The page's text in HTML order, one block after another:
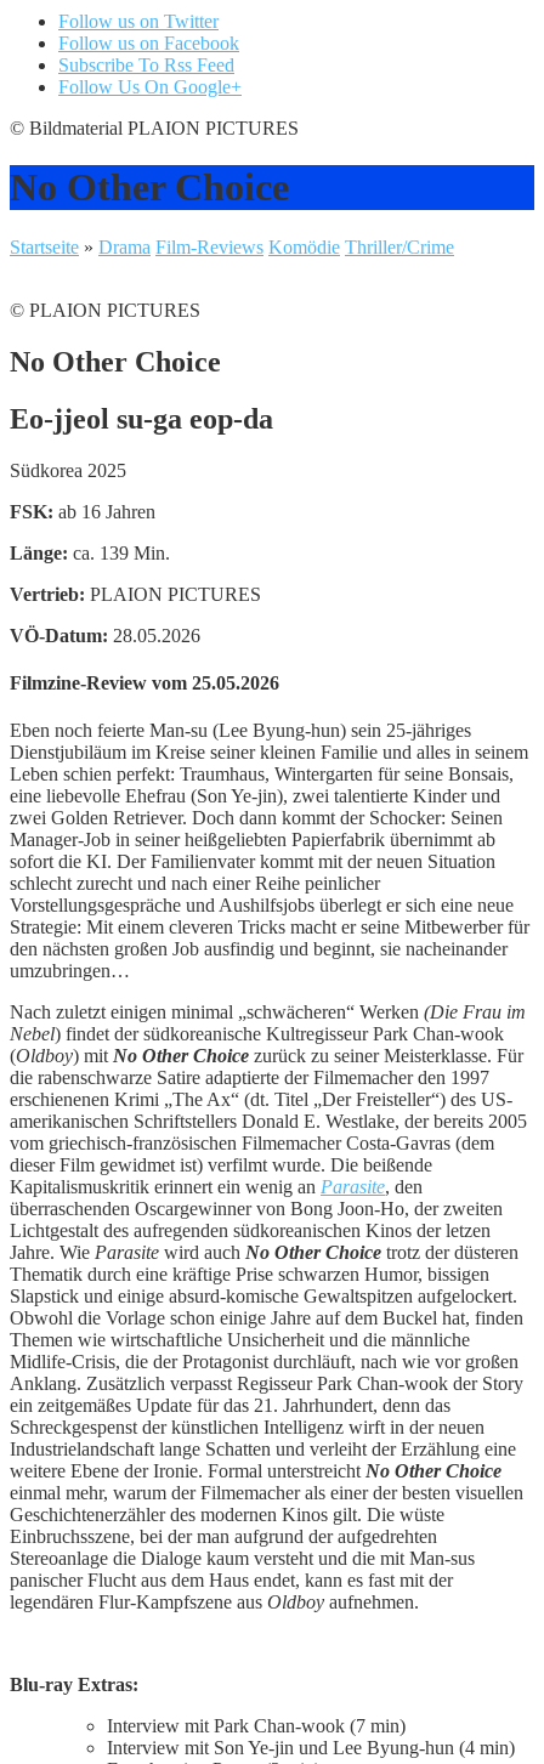
Follow us on Twitter
Follow us on Facebook
Subscribe To Rss Feed
Follow Us On Google+
© Bildmaterial PLAION PICTURES
No Other Choice
Startseite » Drama Film-Reviews Komödie Thriller/Crime
© PLAION PICTURES
No Other Choice
Eo-jjeol su-ga eop-da
Südkorea 2025
FSK: ab 16 Jahren
Länge: ca. 139 Min.
Vertrieb: PLAION PICTURES
VÖ-Datum: 28.05.2026
Filmzine-Review vom 25.05.2026
Eben noch feierte Man-su (Lee Byung-hun) sein 25-jähriges
Dienstjubiläum im Kreise seiner kleinen Familie und alles in seinem
Leben schien perfekt: Traumhaus, Wintergarten für seine Bonsais,
eine liebevolle Ehefrau (Son Ye-jin), zwei talentierte Kinder und
zwei Golden Retriever. Doch dann kommt der Schocker: Seinen
Manager-Job in seiner heißgeliebten Papierfabrik übernimmt ab
sofort die KI. Der Familienvater kommt mit der neuen Situation
schlecht zurecht und nach einer Reihe peinlicher
Vorstellungsgespräche und Aushilfsjobs überlegt er sich eine neue
Strategie: Mit einem cleveren Tricks macht er seine Mitbewerber für
den nächsten großen Job ausfindig und beginnt, sie nacheinander
umzubringen…
Nach zuletzt einigen minimal „schwächeren“ Werken (Die Frau im
Nebel) findet der südkoreanische Kultregisseur Park Chan-wook
(Oldboy) mit No Other Choice zurück zu seiner Meisterklasse. Für
die rabenschwarze Satire adaptierte der Filmemacher den 1997
erschienenen Krimi „The Ax“ (dt. Titel „Der Freisteller“) des US-
amerikanischen Schriftstellers Donald E. Westlake, der bereits 2005
vom griechisch-französischen Filmemacher Costa-Gavras (dem
dieser Film gewidmet ist) verfilmt wurde. Die beißende
Kapitalismuskritik erinnert ein wenig an Parasite, den
überraschenden Oscargewinner von Bong Joon-Ho, der zweiten
Lichtgestalt des aufregenden südkoreanischen Kinos der letzen
Jahre. Wie Parasite wird auch No Other Choice trotz der düsteren
Thematik durch eine kräftige Prise schwarzen Humor, bissigen
Slapstick und einige absurd-komische Gewaltspitzen aufgelockert.
Obwohl die Vorlage schon einige Jahre auf dem Buckel hat, finden
Themen wie wirtschaftliche Unsicherheit und die männliche
Midlife-Crisis, die der Protagonist durchläuft, nach wie vor großen
Anklang. Zusätzlich verpasst Regisseur Park Chan-wook der Story
ein zeitgemäßes Update für das 21. Jahrhundert, denn das
Schreckgespenst der künstlichen Intelligenz wirft in der neuen
Industrielandschaft lange Schatten und verleiht der Erzählung eine
weitere Ebene der Ironie. Formal unterstreicht No Other Choice
einmal mehr, warum der Filmemacher als einer der besten visuellen
Geschichtenerzähler des modernen Kinos gilt. Die wüste
Einbruchsszene, bei der man aufgrund der aufgedrehten
Stereoanlage die Dialoge kaum versteht und die mit Man-sus
panischer Flucht aus dem Haus endet, kann es fast mit der
legendären Flur-Kampfszene aus Oldboy aufnehmen.
Blu-ray Extras:
Interview mit Park Chan-wook (7 min)
Interview mit Son Ye-jin und Lee Byung-hun (4 min)